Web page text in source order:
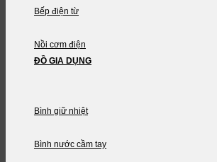
Bếp điện từ
Nồi cơm điện
ĐỒ GIA DỤNG
Bình giữ nhiệt
Bình nước cầm tay